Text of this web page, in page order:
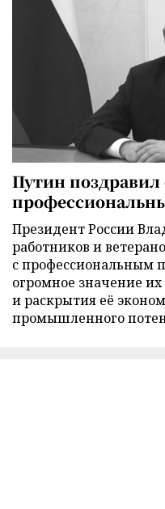
Путин поздравил
Президент России
работников и
с профессиональным
огромное значение
и раскрытия её
промышленного